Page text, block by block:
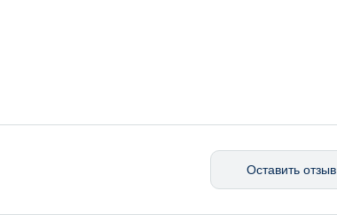
Оставить отзыв